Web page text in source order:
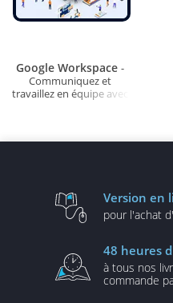
Google Workspace -
Communiquez et
travaillez en équipe avec
Version en
pour l'achat
48 heures
à tous nos
commande